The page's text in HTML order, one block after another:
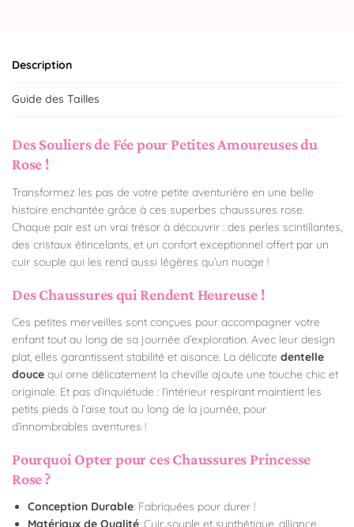
Description
Guide des Tailles
Des Souliers de Fée pour Petites Amoureuses du
Rose !
Transformez les pas de votre petite aventurière en une belle
histoire enchantée grâce à ces superbes chaussures rose.
Chaque pair est un vrai trésor à découvrir : des perles scintillantes,
des cristaux étincelants, et un confort exceptionnel offert par un
cuir souple qui les rend aussi légères qu’un nuage !
Des Chaussures qui Rendent Heureuse !
Ces petites merveilles sont conçues pour accompagner votre
enfant tout au long de sa journée d’exploration. Avec leur design
plat, elles garantissent stabilité et aisance. La délicate dentelle
douce qui orne délicatement la cheville ajoute une touche chic et
originale. Et pas d’inquiétude : l’intérieur respirant maintient les
petits pieds à l’aise tout au long de la journée, pour
d’innombrables aventures !
Pourquoi Opter pour ces Chaussures Princesse
Rose ?
Conception Durable: Fabriquées pour durer !